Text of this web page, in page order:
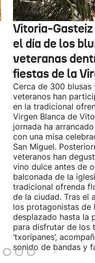
Vitoria-
el día de los
veteranas
fiestas de la
Cerca de 300 blusas
veteranos han
en la tradicional
Virgen Blanca de
jornada ha
con una misa
San Miguel.
veteranos han
vino dulce antes de
balconada de la
tradicional ofrenda
de la ciudad. Tras el
los protagonistas de
desplazado hasta la
para disfrutar de los
‘txoripanes’,
sonido de bandas y